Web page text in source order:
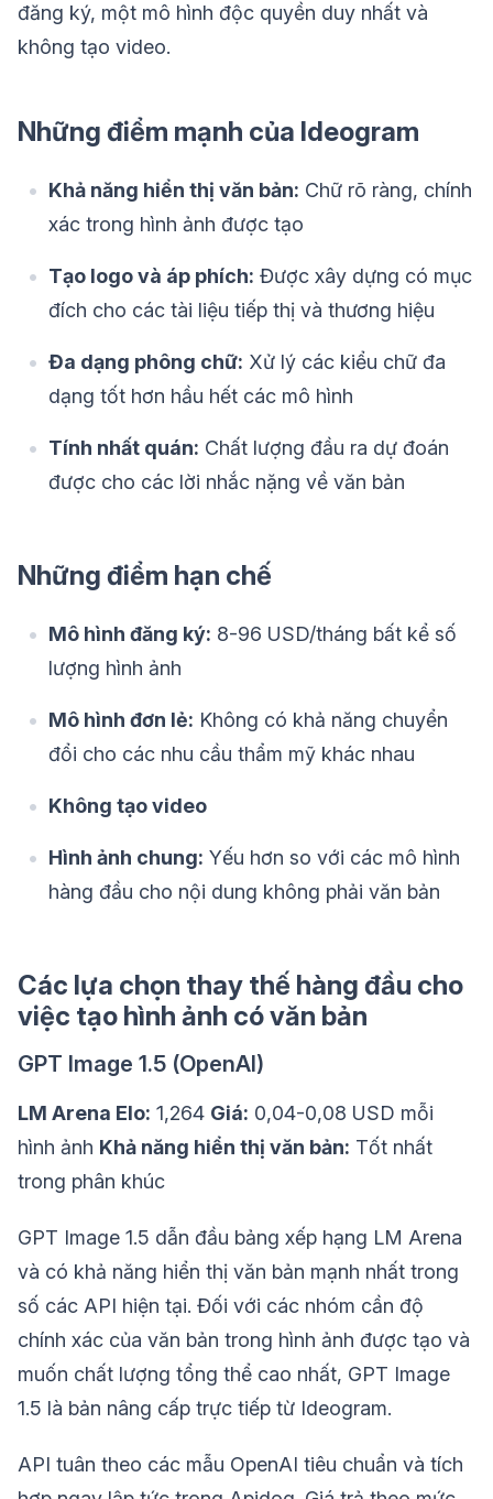
đăng ký, một mô hình độc quyền duy nhất và
không tạo video.
Những điểm mạnh của Ideogram
Khả năng hiển thị văn bản: Chữ rõ ràng, chính
xác trong hình ảnh được tạo
Tạo logo và áp phích: Được xây dựng có mục
đích cho các tài liệu tiếp thị và thương hiệu
Đa dạng phông chữ: Xử lý các kiểu chữ đa
dạng tốt hơn hầu hết các mô hình
Tính nhất quán: Chất lượng đầu ra dự đoán
được cho các lời nhắc nặng về văn bản
Những điểm hạn chế
Mô hình đăng ký: 8-96 USD/tháng bất kể số
lượng hình ảnh
Mô hình đơn lẻ: Không có khả năng chuyển
đổi cho các nhu cầu thẩm mỹ khác nhau
Không tạo video
Hình ảnh chung: Yếu hơn so với các mô hình
hàng đầu cho nội dung không phải văn bản
Các lựa chọn thay thế hàng đầu cho
việc tạo hình ảnh có văn bản
GPT Image 1.5 (OpenAI)
LM Arena Elo: 1,264 Giá: 0,04-0,08 USD mỗi
hình ảnh Khả năng hiển thị văn bản: Tốt nhất
trong phân khúc
GPT Image 1.5 dẫn đầu bảng xếp hạng LM Arena
và có khả năng hiển thị văn bản mạnh nhất trong
số các API hiện tại. Đối với các nhóm cần độ
chính xác của văn bản trong hình ảnh được tạo và
muốn chất lượng tổng thể cao nhất, GPT Image
1.5 là bản nâng cấp trực tiếp từ Ideogram.
API tuân theo các mẫu OpenAI tiêu chuẩn và tích